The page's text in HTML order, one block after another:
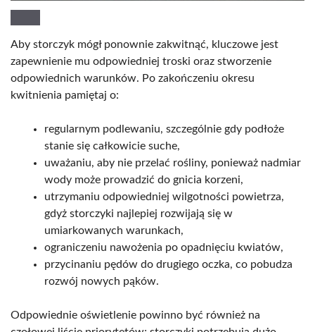
Aby storczyk mógł ponownie zakwitnąć, kluczowe jest
zapewnienie mu odpowiedniej troski oraz stworzenie
odpowiednich warunków. Po zakończeniu okresu
kwitnienia pamiętaj o:
regularnym podlewaniu, szczególnie gdy podłoże
stanie się całkowicie suche,
uważaniu, aby nie przelać rośliny, ponieważ nadmiar
wody może prowadzić do gnicia korzeni,
utrzymaniu odpowiedniej wilgotności powietrza,
gdyż storczyki najlepiej rozwijają się w
umiarkowanych warunkach,
ograniczeniu nawożenia po opadnięciu kwiatów,
przycinaniu pędów do drugiego oczka, co pobudza
rozwój nowych pąków.
Odpowiednie oświetlenie powinno być również na